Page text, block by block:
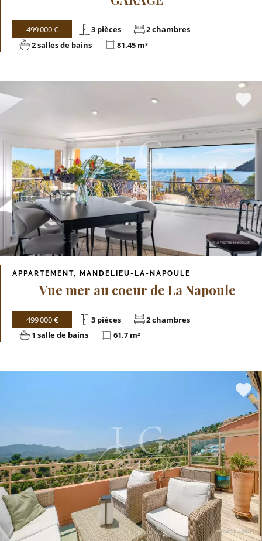
499 000 € 3 pièces
2 chambres
2 salles de bains
81.45 m²
APPARTEMENT, MANDELIEU-LA-NAPOULE
Vue mer au coeur de La Napoule
499 000 € 3 pièces
2 chambres
1 salle de bains
61.7 m²